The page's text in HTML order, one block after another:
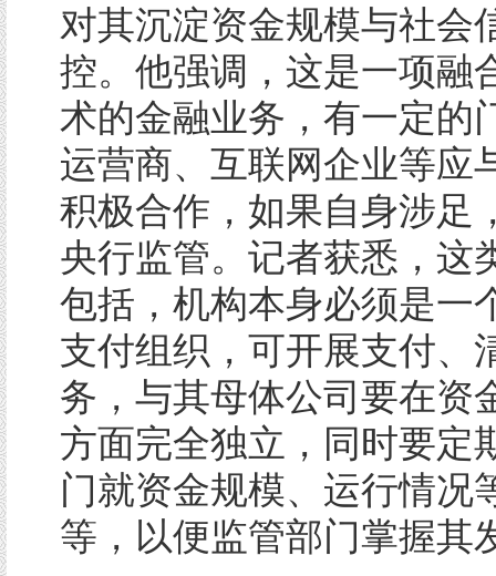
对其沉淀资金规模与社会
控。他强调，这是一项融
术的金融业务，有一定的
运营商、互联网企业等应
积极合作，如果自身涉足
央行监管。记者获悉，这
包括，机构本身必须是一
支付组织，可开展支付、
务，与其母体公司要在资
方面完全独立，同时要定
门就资金规模、运行情况
等，以便监管部门掌握其